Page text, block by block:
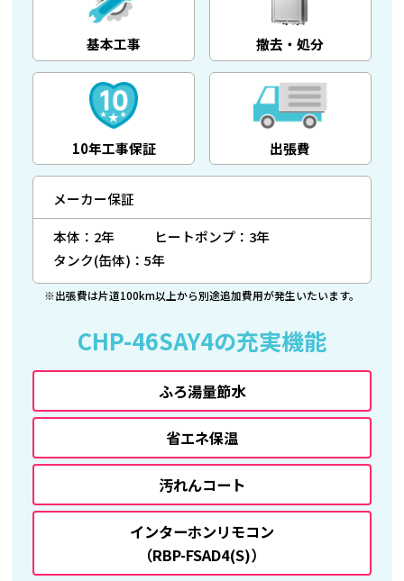
基本工事 撤去・処分
10年工事保証 出張費
メーカー保証
本体：2年
ヒートポンプ：3年
タンク(缶体)：5年
※出張費は片道100km以上から別途追加費用が発生いたいます。
CHP-46SAY4の充実機能
ふろ湯量節水
省エネ保温
汚れんコート
インターホンリモコン
（RBP-FSAD4(S)）